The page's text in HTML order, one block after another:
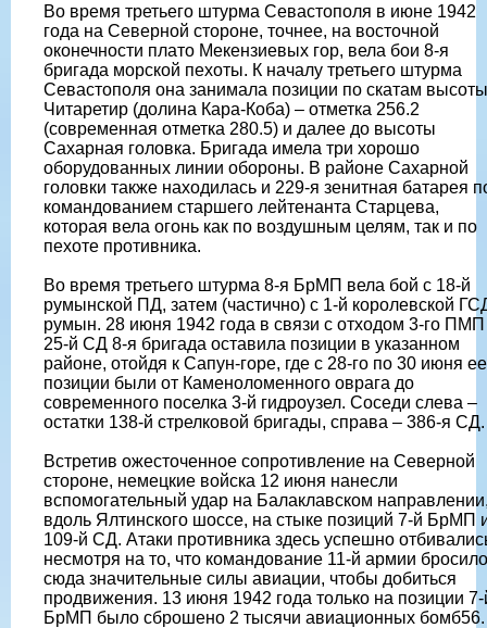
Во время третьего штурма Севастополя в июне 1942
года на Северной стороне, точнее, на восточной
оконечности плато Мекензиевых гор, вела бои 8-я
бригада морской пехоты. К началу третьего штурма
Севастополя она занимала позиции по скатам высоты
Читаретир (долина Кара-Коба) – отметка 256.2
(современная отметка 280.5) и далее до высоты
Сахарная головка. Бригада имела три хорошо
оборудованных линии обороны. В районе Сахарной
головки также находилась и 229-я зенитная батарея
командованием старшего лейтенанта Старцева,
которая вела огонь как по воздушным целям, так и по
пехоте противника.
Во время третьего штурма 8-я БрМП вела бой с 18-й
румынской ПД, затем (частично) с 1-й королевской
румын. 28 июня 1942 года в связи с отходом 3-го
25-й СД 8-я бригада оставила позиции в указанном
районе, отойдя к Сапун-горе, где с 28-го по 30 июня ее
позиции были от Каменоломенного оврага до
современного поселка 3-й гидроузел. Соседи слева –
остатки 138-й стрелковой бригады, справа – 386-я СД.
Встретив ожесточенное сопротивление на Северной
стороне, немецкие войска 12 июня нанесли
вспомогательный удар на Балаклавском
вдоль Ялтинского шоссе, на стыке позиций 7-й БрМП
109-й СД. Атаки противника здесь успешно
несмотря на то, что командование 11-й армии бросило
сюда значительные силы авиации, чтобы добиться
продвижения. 13 июня 1942 года только на позиции 7-
БрМП было сброшено 2 тысячи авиационных бомб56.